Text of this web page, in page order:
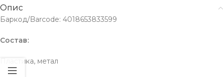
Опис
Баркод/Barcode: 4018653833599
Состав:
Пластика, метал